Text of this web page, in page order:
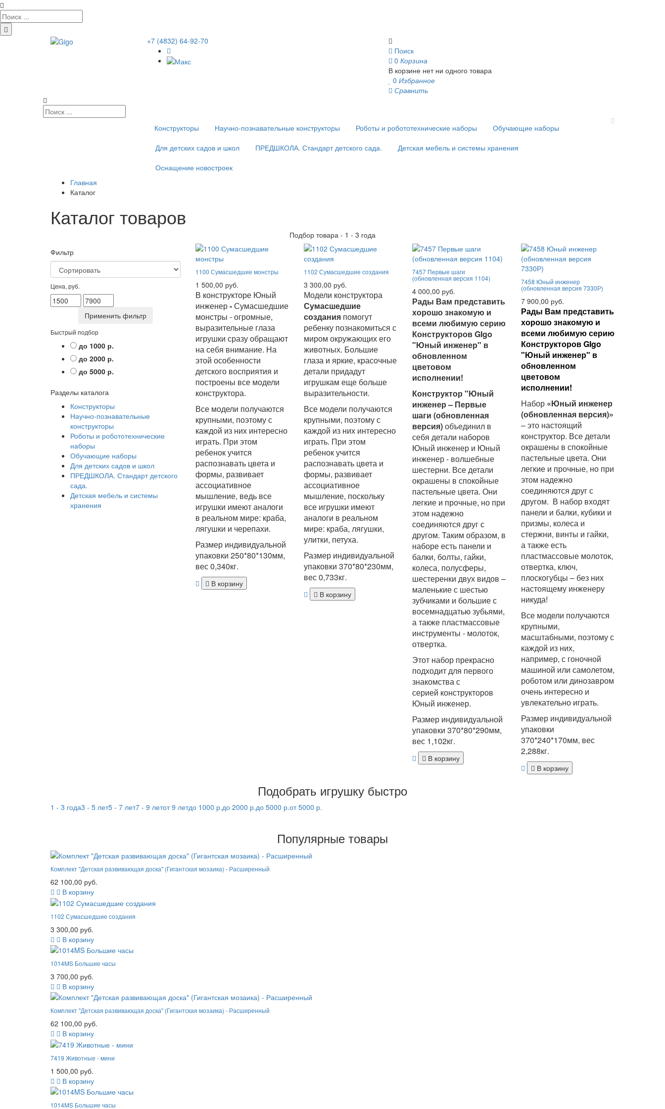
+7 (4832) 64-92-70
Поиск
0 Корзина
В корзине нет ни одного товара
0 Избранное
Сравнить
Конструкторы Научно-познавательные конструкторы Роботы и робототехнические наборы
Обучающие наборы
Для детских садов и школ
ПРЕДШКОЛА. Стандарт детского сада.
Детская мебель и системы хранения
Оснащение новостроек
Главная
Каталог
Каталог товаров
Подбор товара - 1 - 3 года
Фильтр
Цена, руб.
Быстрый подбор
до 1000 р.
до 2000 р.
до 5000 р.
Разделы каталога
Конструкторы
Научно-познавательные
конструкторы
Роботы и робототехнические
наборы
Обучающие наборы
Для детских садов и школ
ПРЕДШКОЛА. Стандарт детского
сада.
Детская мебель и системы
хранения
1100 Сумасшедшие монстры
1 500,00 руб.
В конструкторе Юный
инженер-Сумасшедшие
монстры - огромные,
выразительные глаза
игрушки сразу обращают
на себя внимание. На
этой особенности
детского восприятия и
построены все модели
конструктора.
Все модели получаются
крупными, поэтому с
каждой из них интересно
играть. При этом
ребенок учится
распознавать цвета и
формы, развивает
ассоциативное
мышление, ведь все
игрушки имеют аналоги
в реальном мире: краба,
лягушки и черепахи.
Размер индивидуальной
упаковки 250*80*130мм,
вес 0,340кг.
В корзину
1102 Сумасшедшие создания
3 300,00 руб.
Модели конструктора
Сумасшедшие
создания помогут
ребенку познакомиться с
миром окружающих его
животных. Большие
глаза и яркие, красочные
детали придадут
игрушкам еще больше
выразительности.
Все модели получаются
крупными, поэтому с
каждой из них интересно
играть. При этом
ребенок учится
распознавать цвета и
формы, развивает
ассоциативное
мышление, поскольку
все игрушки имеют
аналоги в реальном
мире: краба, лягушки,
улитки, петуха.
Размер индивидуальной
упаковки 370*80*230мм,
вес 0,733кг.
В корзину
7457 Первые шаги
(обновленная версия 1104)
4 000,00 руб.
Рады Вам представить
хорошо знакомую и
всеми любимую серию
Конструкторов GIgo
"Юный инженер" в
обновленном
цветовом
исполнении!
Конструктор "Юный
инженер – Первые
шаги (обновленная
версия)объединил в
себя детали наборов
Юный инженер и Юный
инженер - волшебные
шестерни. Все детали
окрашены в спокойные
пастельные цвета. Они
легкие и прочные, но при
этом надежно
соединяются друг с
другом.Таким образом, в
наборе есть панели и
балки, болты, гайки,
колеса, полусферы,
шестеренки двух видов –
маленькие с шестью
зубчиками и большие с
восемнадцатью зубьями,
а также пластмассовые
инструменты - молоток,
отвертка.
Этот набор прекрасно
подходит для первого
знакомства с
серией конструкторов
Юный инженер.
Размер индивидуальной
упаковки 370*80*290мм,
вес 1,102кг.
В корзину
7458 Юный инженер
(обновленная версия 7330Р)
7 900,00 руб.
Рады Вам представить
хорошо знакомую и
всеми любимую серию
Конструкторов GIgo
"Юный инженер" в
обновленном
цветовом
исполнении!
Набор «Юный инженер
(обновленная версия)»
– это настоящий
конструктор. Все детали
окрашены в спокойные
пастельные цвета. Они
легкие и прочные, но при
этом надежно
соединяются друг с
другом. В набор входят
панели и балки, кубики и
призмы, колеса и
стержни, винты и гайки,
а также есть
пластмассовые молоток,
отвертка, ключ,
плоскогубцы – без них
настоящему инженеру
никуда!
Все модели получаются
крупными,
масштабными, поэтому с
каждой из них,
например, с гоночной
машиной или самолетом,
роботом или динозавром
очень интересно и
увлекательно играть.
Размер индивидуальной
упаковки
370*240*170мм, вес
2,288кг.
В корзину
Подобрать игрушку быстро
1 - 3 года3 - 5 лет5 - 7 лет7 - 9 летот 9 летдо 1000 р.до 2000 р.до 5000 р.от 5000 р.
Популярные товары
Комплект "Детская развивающая доска" (Гигантская мозаика) - Расширенный
62 100,00 руб.
В корзину
1102 Сумасшедшие создания
3 300,00 руб.
В корзину
1014MS Большие часы
3 700,00 руб.
В корзину
Комплект "Детская развивающая доска" (Гигантская мозаика) - Расширенный
62 100,00 руб.
В корзину
7419 Животные - мини
1 500,00 руб.
В корзину
1014MS Большие часы